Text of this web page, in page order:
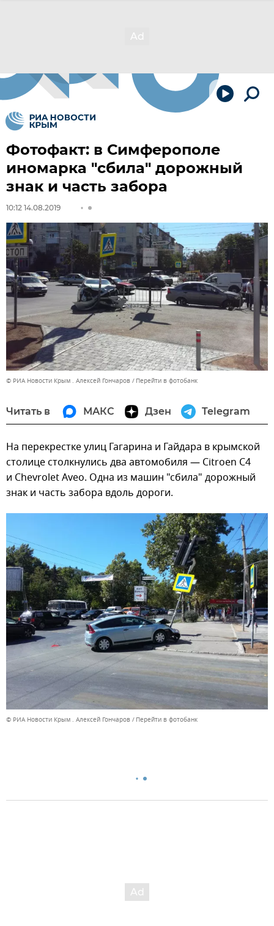
Фотофакт: в Симферополе
иномарка "сбила" дорожный
знак и часть забора
10:12 14.08.2019
© РИА Новости Крым . Алексей Гончаров Перейти в фотобанк
Читать в МАКС Дзен Telegram
На перекрестке улиц Гагарина и Гайдара в крымской
столице столкнулись два автомобиля — Citroen C4
и Chevrolet Aveo. Одна из машин "сбила" дорожный
знак и часть забора вдоль дороги.
© РИА Новости Крым . Алексей Гончаров Перейти в фотобанк